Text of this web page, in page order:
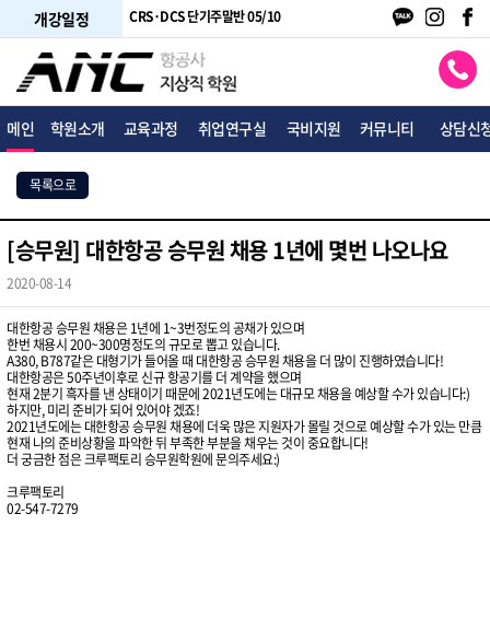
개강일정
말반 05/24 CRS·DCS 단기주말반 05/10 CRS·DCS 단기평일반 05/18
메인 학원소개 교육과정 취업연구실 국비지원 커뮤니티 상담신
목록으로
[승무원] 대한항공 승무원 채용 1년에 몇번 나오나요
2020-08-14
대한항공 승무원 채용은 1년에 1~3번정도의 공채가 있으며
한번 채용시 200~300명정도의 규모로 뽑고 있습니다.
A380, B787같은 대형기가 들어올 때 대한항공 승무원 채용을 더 많이 진행하였습니다!
대한항공은 50주년이후로 신규 항공기를 더 계약을 했으며
현재 2분기 흑자를 낸 상태이기 때문에 2021년도에는 대규모 채용을 예상할 수가 있습니다:)
하지만, 미리 준비가 되어 있어야 겠죠!
2021년도에는 대한항공 승무원 채용에 더욱 많은 지원자가 몰릴 것으로 예상할 수가 있는 만큼
현재 나의 준비상황을 파악한 뒤 부족한 부분을 채우는 것이 중요합니다!
더 궁금한 점은 크루팩토리 승무원학원에 문의주세요:)
크루팩토리
02-547-7279